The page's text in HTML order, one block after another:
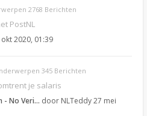
2768 Berichten
PostNL
2020, 01:39
345 Berichten
je salaris
- No Veri… door NLTeddy27 mei